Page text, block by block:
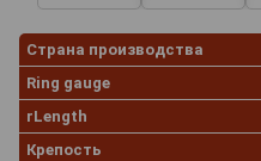
Страна производства
Ring gauge
rLength
Крепость